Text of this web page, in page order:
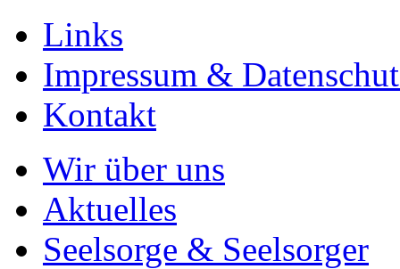
Links
Impressum &
Kontakt
Wir über uns
Aktuelles
Seelsorge & Seelsorger